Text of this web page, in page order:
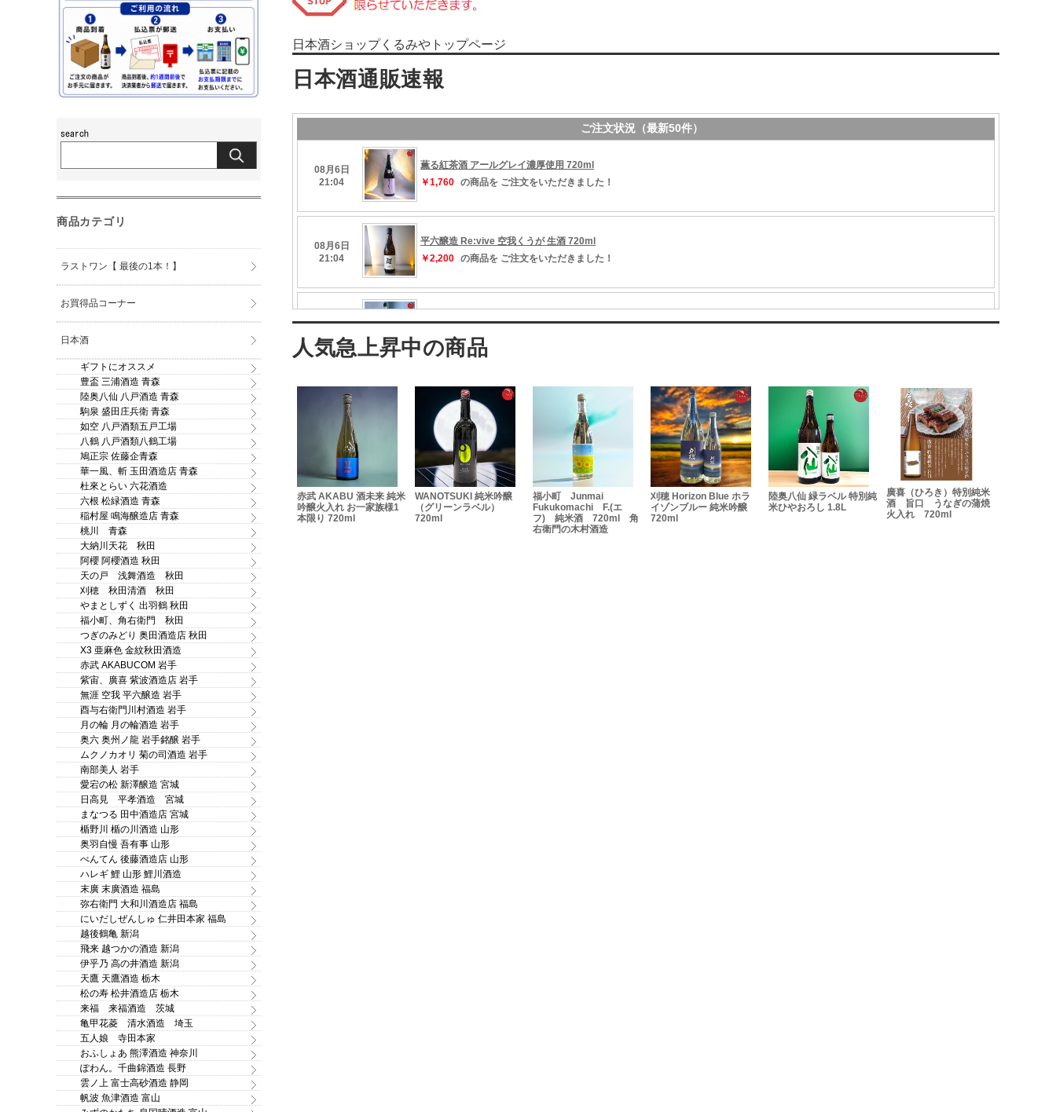
日本酒ショップくるみやトップページ
陸奥八仙 緑ラベル 特別純
米ひやおろし 720ml
賞味期限2026/07/31 蔵
王高原 超濃厚ヨーグルト
酒 1.8L ※危険なお酒です
ので、ギフトでのご注文
はお断り致します！
赤武 AKABU 酒未来 純米
吟醸火入れ お一家族様1
本限り 720ml
WANOTSUKI 純米吟醸
（グリーンラベル）
720ml
福小町 Junmai
Fukukomachi F.(エ
フ) 純米酒 720ml 角
右衛門の木村酒造
刈穂 Horizon Blue ホラ
イゾンブルー 純米吟醸
720ml
陸奥八仙 緑ラベル 特別純
米ひやおろし 1.8L
廣喜（ひろき）特別純米
酒 旨口 うなぎの蒲焼
火入れ 720ml
商品カテゴリ
ラストワン【 最後の1本！】
お買得品コーナー
日本酒
ギフトにオススメ
豊盃 三浦酒造 青森
陸奥八仙 八戸酒造 青森
駒泉 盛田庄兵衛 青森
如空 八戸酒類五戸工場
八鶴 八戸酒類八鶴工場
鳩正宗 佐藤企青森
華一風、斬 玉田酒造店 青森
杜來とらい 六花酒造
六根 松緑酒造 青森
稲村屋 鳴海醸造店 青森
桃川 青森
大納川天花 秋田
阿櫻 阿櫻酒造 秋田
天の戸 浅舞酒造 秋田
刈穂 秋田清酒 秋田
やまとしずく 出羽鶴 秋田
福小町、角右衛門 秋田
つぎのみどり 奥田酒造店 秋田
X3 亜麻色 金紋秋田酒造
赤武 AKABUCOM 岩手
紫宙、廣喜 紫波酒造店 岩手
無涯 空我 平六醸造 岩手
酉与右衛門川村酒造 岩手
月の輪 月の輪酒造 岩手
奥六 奥州ノ龍 岩手銘醸 岩手
ムクノカオリ 菊の司酒造 岩手
南部美人 岩手
愛宕の松 新澤醸造 宮城
日高見 平孝酒造 宮城
まなつる 田中酒造店 宮城
楯野川 楯の川酒造 山形
奥羽自慢 吾有事 山形
べんてん 後藤酒造店 山形
ハレギ 鯉 山形 鯉川酒造
末廣 末廣酒造 福島
弥右衛門 大和川酒造店 福島
にいだしぜんしゅ 仁井田本家 福島
越後鶴亀 新潟
飛来 越つかの酒造 新潟
伊乎乃 高の井酒造 新潟
天鷹 天鷹酒造 栃木
松の寿 松井酒造店 栃木
来福 来福酒造 茨城
亀甲花菱 清水酒造 埼玉
五人娘 寺田本家
おふしょあ 熊澤酒造 神奈川
ぽわん。千曲錦酒造 長野
雲ノ上 富士高砂酒造 静岡
帆波 魚津酒造 富山